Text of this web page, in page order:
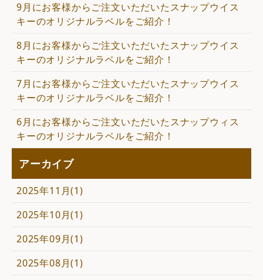
9月にお客様からご注文いただいたスナップウイス
キーのオリジナルラベルをご紹介！
8月にお客様からご注文いただいたスナップウイス
キーのオリジナルラベルをご紹介！
7月にお客様からご注文いただいたスナップウイス
キーのオリジナルラベルをご紹介！
6月にお客様からご注文いただいたスナップウィス
キーのオリジナルラベルをご紹介！
アーカイブ
2025年11月(1)
2025年10月(1)
2025年09月(1)
2025年08月(1)